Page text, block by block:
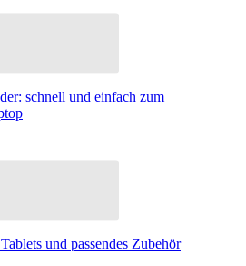
schnell und einfach zum
und passendes Zubehör